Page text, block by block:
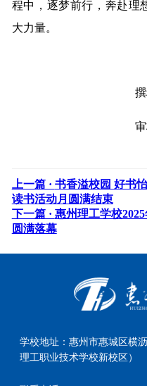
程中，逐梦前行，奔赴理
大力量。
上一篇 · 书香溢校园 好书
读书活动月圆满结束
下一篇 · 惠州理工学校
圆满落幕
学校地址：惠州市惠城区横
理工职业技术学校新校区）